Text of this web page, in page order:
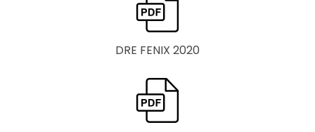
DRE FENIX 2020